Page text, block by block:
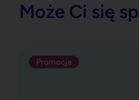
Może Ci się
Promocja
Katarek Secure+ sól